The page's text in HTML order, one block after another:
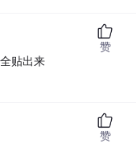
贴出来
赞
赞